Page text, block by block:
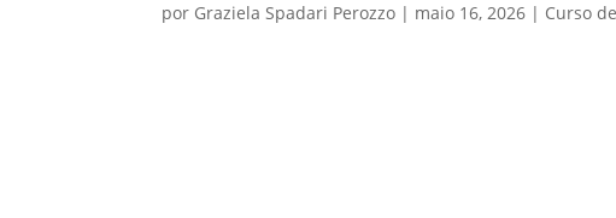
por Graziela Spadari Perozzo | maio 16, 2026 | Curso